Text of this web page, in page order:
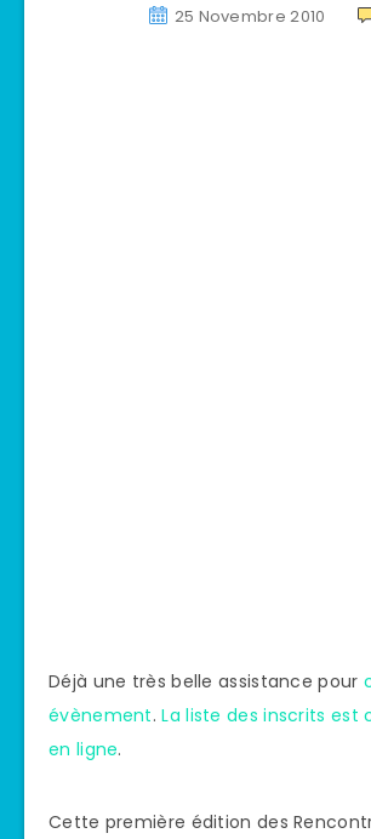
25 Novembre 2010
Déjà une très belle assistance pour
évènement.La liste des inscrits est
en ligne.
Cette première édition des